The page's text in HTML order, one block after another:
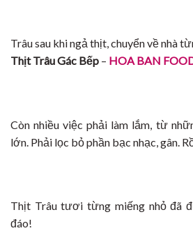
Trâu sau khi ngả thịt, chuyển về nhà
Thịt Trâu Gác Bếp – HOA BAN
Còn nhiều việc phải làm lắm, từ
lớn. Phải lọc bỏ phần bạc nhạc, gân.
Thịt Trâu tươi từng miếng nhỏ đã
đáo!